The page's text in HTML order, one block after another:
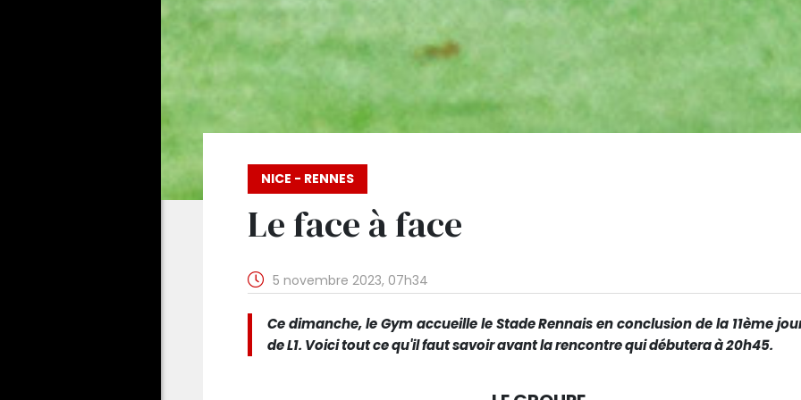
NICE - RENNES
Le face à face
5 novembre 2023, 07h34
Ce dimanche, le Gym accueille le Stade Rennais en conclusion de la 11ème
de L1. Voici tout ce qu'il faut savoir avant la rencontre qui débutera à 20h45.